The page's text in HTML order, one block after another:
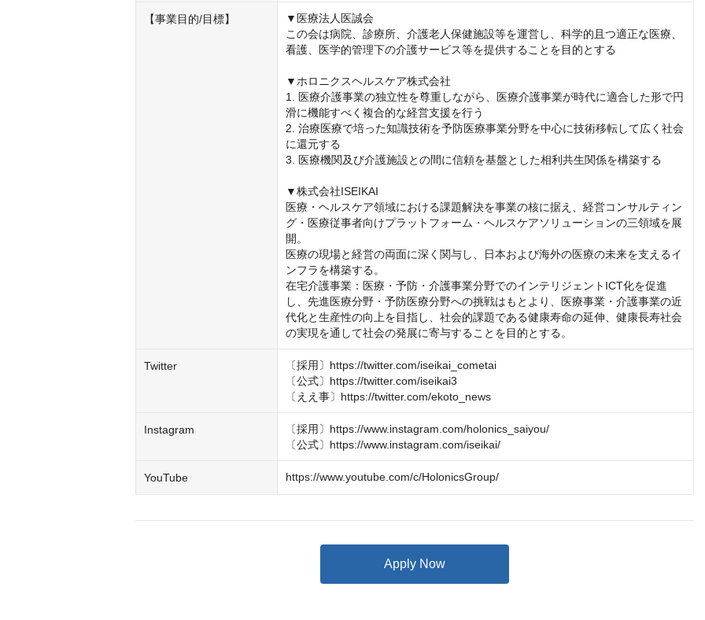
【事業目的/目標】
▼医療法人医誠会
この会は病院、診療所、介護老人保健施設等を運営し、科学的且つ適正な医療、
看護、医学的管理下の介護サービス等を提供することを目的とする
▼ホロニクスヘルスケア株式会社
1. 医療介護事業の独立性を尊重しながら、医療介護事業が時代に適合した形で円
滑に機能すべく複合的な経営支援を行う
2. 治療医療で培った知識技術を予防医療事業分野を中心に技術移転して広く社会
に還元する
3. 医療機関及び介護施設との間に信頼を基盤とした相利共生関係を構築する
▼株式会社ISEIKAI
医療・ヘルスケア領域における課題解決を事業の核に据え、経営コンサルティン
グ・医療従事者向けプラットフォーム・ヘルスケアソリューションの三領域を展
開。
医療の現場と経営の両面に深く関与し、日本および海外の医療の未来を支えるイ
ンフラを構築する。
在宅介護事業：医療・予防・介護事業分野でのインテリジェントICT化を促進
し、先進医療分野・予防医療分野への挑戦はもとより、医療事業・介護事業の近
代化と生産性の向上を目指し、社会的課題である健康寿命の延伸、健康長寿社会
の実現を通して社会の発展に寄与することを目的とする。
Twitter
〔採用〕https://twitter.com/iseikai_cometai
〔公式〕https://twitter.com/iseikai3
〔ええ事〕https://twitter.com/ekoto_news
Instagram
〔採用〕https://www.instagram.com/holonics_saiyou/
〔公式〕https://www.instagram.com/iseikai/
YouTube https://www.youtube.com/c/HolonicsGroup/
Apply Now